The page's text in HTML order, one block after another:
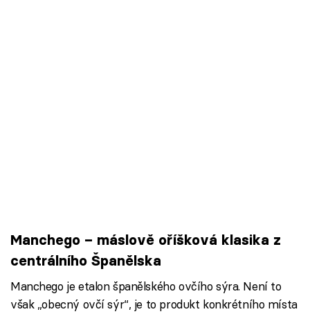
Manchego – máslově oříšková klasika z
centrálního Španělska
Manchego je etalon španělského ovčího sýra. Není to
však „obecný ovčí sýr“, je to produkt konkrétního místa